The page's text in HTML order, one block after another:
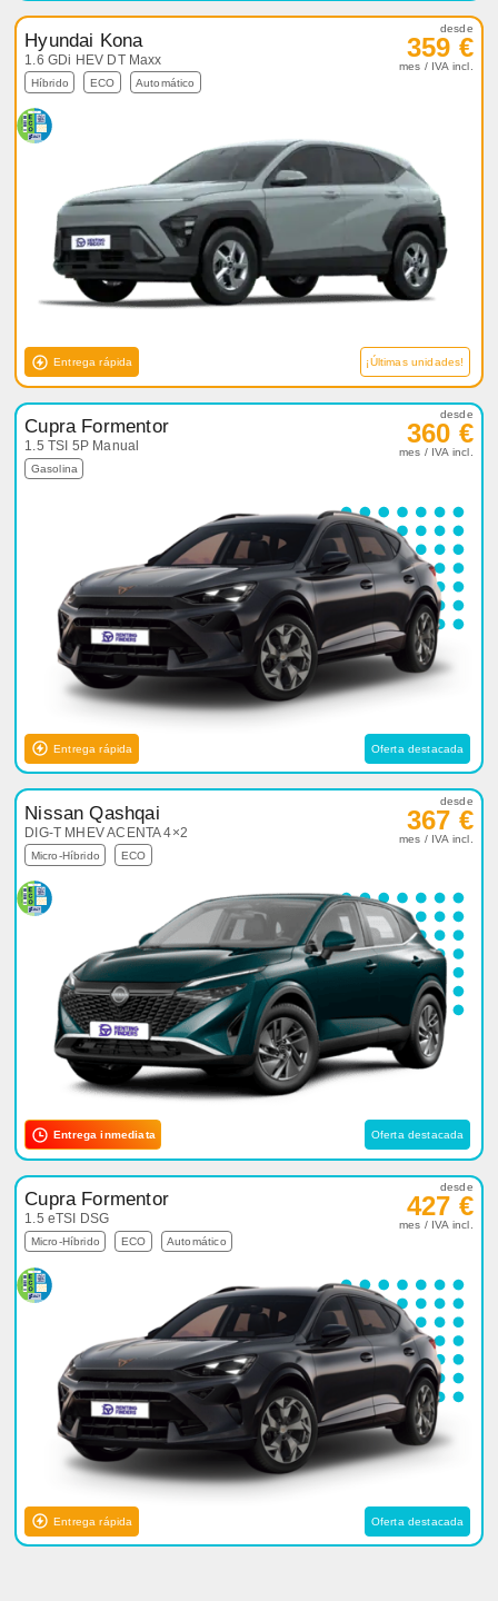
Hyundai Kona
1.6 GDi HEV DT Maxx
Híbrido ECO Automático
desde
359 €
mes / IVA incl.
Entrega rápida ¡Últimas unidades!
Cupra Formentor
1.5 TSI 5P Manual
Gasolina
desde
360 €
mes / IVA incl.
Entrega rápida Oferta destacada
Nissan Qashqai
DIG-T MHEV ACENTA 4×2
Micro-Híbrido ECO
desde
367 €
mes / IVA incl.
Entrega inmediata Oferta destacada
Cupra Formentor
1.5 eTSI DSG
Micro-Híbrido ECO Automático
desde
427 €
mes / IVA incl.
Entrega rápida Oferta destacada